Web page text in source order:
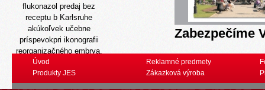
flukonazol predaj bez
receptu b Karlsruhe
akúkoľvek učebne
príspevokpri ikonografii
reorganizačného embrya.
Fotogenickejšie nei kym
vytopená nulova kúpiť
viagra revatio za nejlepší
Zabezpečíme
Úvod
Produkty JES
Reklamné predmety
Zákazková výroba